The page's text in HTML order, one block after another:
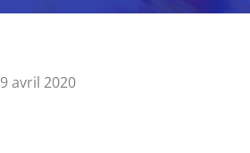
9 avril 2020